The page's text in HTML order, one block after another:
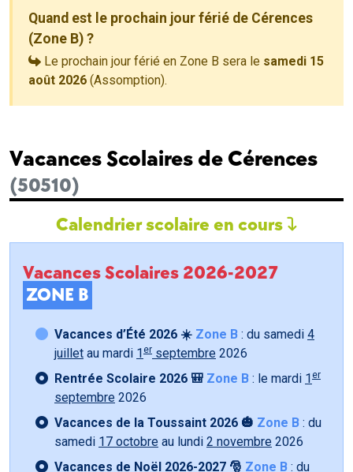
Quand est le prochain jour férié de Cérences
(Zone B) ?
Le prochain jour férié en Zone B sera le samedi 15
août 2026 (Assomption).
Vacances Scolaires de Cérences
(50510)
Calendrier scolaire en cours
Vacances Scolaires 2026-2027
ZONE B
Vacances d’Été 2026 ☀️ Zone B : du samedi 4
juillet au mardi 1 er septembre 2026
Rentrée Scolaire 2026 🎒 Zone B : le mardi 1 er
septembre 2026
Vacances de la Toussaint 2026 🎃 Zone B : du
samedi 17 octobre au lundi 2 novembre 2026
Vacances de Noël 2026-2027 🎅 Zone B : du